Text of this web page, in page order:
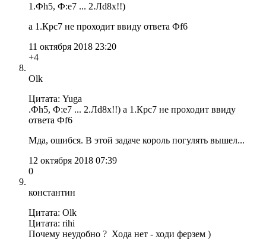
1.Фh5, Ф:е7 ... 2.Лd8x!!)
а 1.Крс7 не проходит ввиду ответа Фf6
11 октября 2018 23:20
+4
Olk
Цитата: Yuga
.Фh5, Ф:е7 ... 2.Лd8x!!) а 1.Крс7 не проходит ввиду
ответа Фf6
Мда, ошибся. В этой задаче король погулять вышел...
12 октября 2018 07:39
0
константин
Цитата: Olk
Цитата: rihi
Почему неудобно ? Хода нет - ходи ферзем )